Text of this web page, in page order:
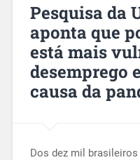
Pesquisa da
aponta que
está mais
desemprego
causa da
Dos dez mil